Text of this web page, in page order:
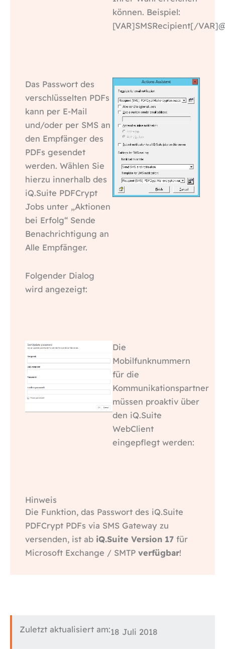
können. Beispiel:
[VAR]SMSRecipient[/
Das Passwort des
verschlüsselten PDFs
kann per E-Mail
und/oder per SMS an
den Empfänger des
PDFs gesendet
werden. Wählen Sie
hierzu innerhalb des
iQ.Suite PDFCrypt
Jobs unter „Aktionen
bei Erfolg“ Sende
Benachrichtigung an
Alle Empfänger.
Folgender Dialog
wird angezeigt:
Die
Mobilfunknummern
für die
Kommunikationspartner
müssen proaktiv über
den iQ.Suite
WebClient
eingepflegt werden:
Hinweis
Die Funktion, das Passwort des iQ.Suite
PDFCrypt PDFs via SMS Gateway zu
versenden, ist ab iQ.Suite Version 17 für
Microsoft Exchange / SMTP verfügbar!
Zuletzt aktualisiert am:18 Juli 2018